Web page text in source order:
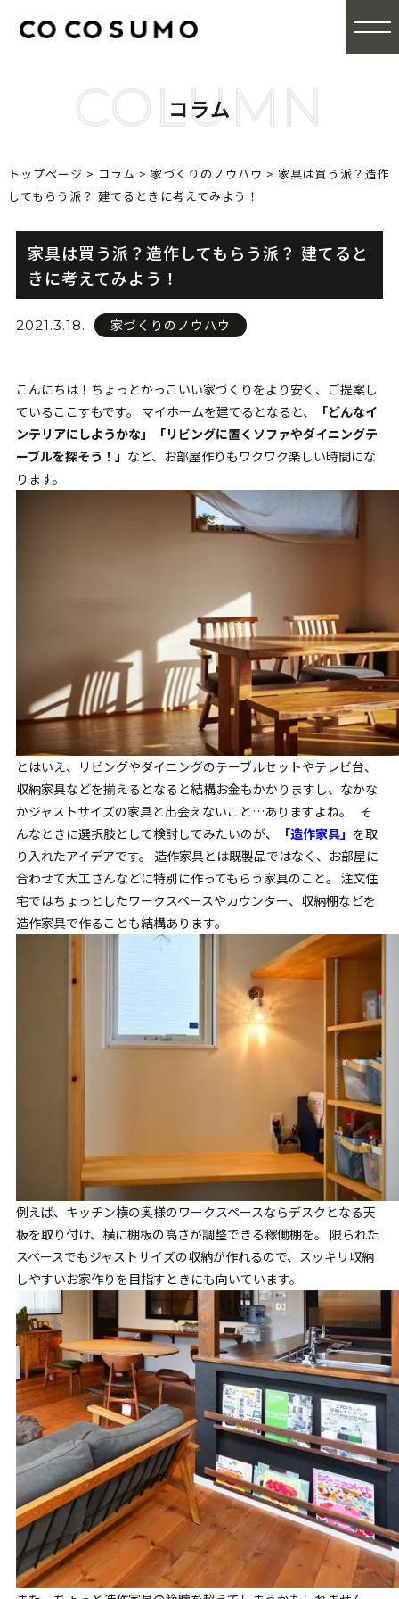
COLUMN
コラム
トップページ > コラム > 家づくりのノウハウ > 家具は買う派？造作
してもらう派？ 建てるときに考えてみよう！
家具は買う派？造作してもらう派？ 建てると
きに考えてみよう！
2021.3.18. 家づくりのノウハウ
こんにちは！ちょっとかっこいい家づくりをより安く、ご提案し
ているここすもです。 マイホームを建てるとなると、
「どんなイ
ンテリアにしようかな」「リビングに置くソファやダイニングテ
ーブルを探そう！」 など、お部屋作りもワクワク楽しい時間にな
ります。
とはいえ、リビングやダイニングのテーブルセットやテレビ台、
収納家具などを揃えるとなると結構お金もかかりますし、なかな
かジャストサイズの家具と出会えないこと…ありますよね。 そ
んなときに選択肢として検討してみたいのが、
「造作家具」 を取
り入れたアイデアです。 造作家具とは既製品ではなく、お部屋に
合わせて大工さんなどに特別に作ってもらう家具のこと。 注文住
宅ではちょっとしたワークスペースやカウンター、収納棚などを
造作家具で作ることも結構あります。
例えば、キッチン横の奥様のワークスペースならデスクとなる天
板を取り付け、横に棚板の高さが調整できる稼働棚を。 限られた
スペースでもジャストサイズの収納が作れるので、スッキリ収納
しやすいお家作りを目指すときにも向いています。